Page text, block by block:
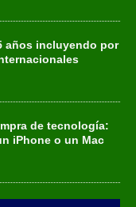
años incluyendo por
de tecnología:
iPhone o un Mac